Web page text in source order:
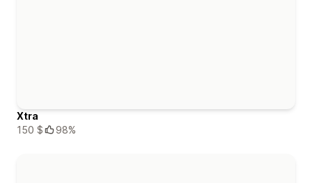
Xtra
150 $
98%